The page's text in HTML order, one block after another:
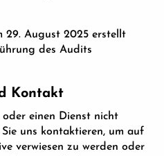
29. August 2025 erstellt
des Audits
Kontakt
einen Dienst nicht
uns kontaktieren, um auf
verwiesen zu werden oder